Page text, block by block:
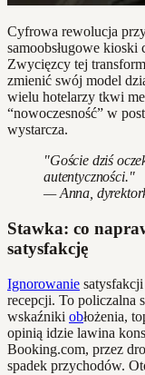
Cyfrowa rewolucja
samoobsługowe kioski
Zwycięzcy tej
zmienić swój model
wielu hotelarzy tkwi
“nowoczesność” w
wystarcza.
"Goście dziś
autentyczności."
— Anna,
Stawka: co
satysfakcję
Ignorowanie
recepcji. To policzalna
wskaźniki obłożenia,
opinią idzie lawina
Booking.com, przez
spadek przychodów.